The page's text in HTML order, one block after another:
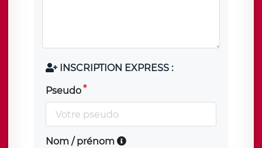
INSCRIPTION EXPRESS :
Pseudo
Nom / prénom